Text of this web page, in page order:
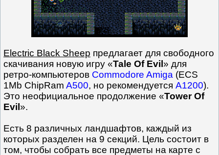
Electric Black Sheep предлагает для свободного
скачивания новую игру «Tale Of Evil » для
ретро-компьютеров Commodore Amiga (ECS
1Mb ChipRam A500, но рекомендуется A1200).
Это неофициальное продолжение «Tower Of
Evil ».
Есть 8 различных ландшафтов, каждый из
которых разделен на 9 секций. Цель состоит в
том, чтобы собрать все предметы на карте с